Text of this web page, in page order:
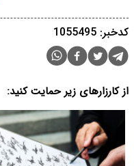
کدخبر: 1055495
از کارزارهای زیر حمایت کنید: